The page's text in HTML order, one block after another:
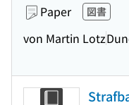
Paper 図書
von Martin Lotz